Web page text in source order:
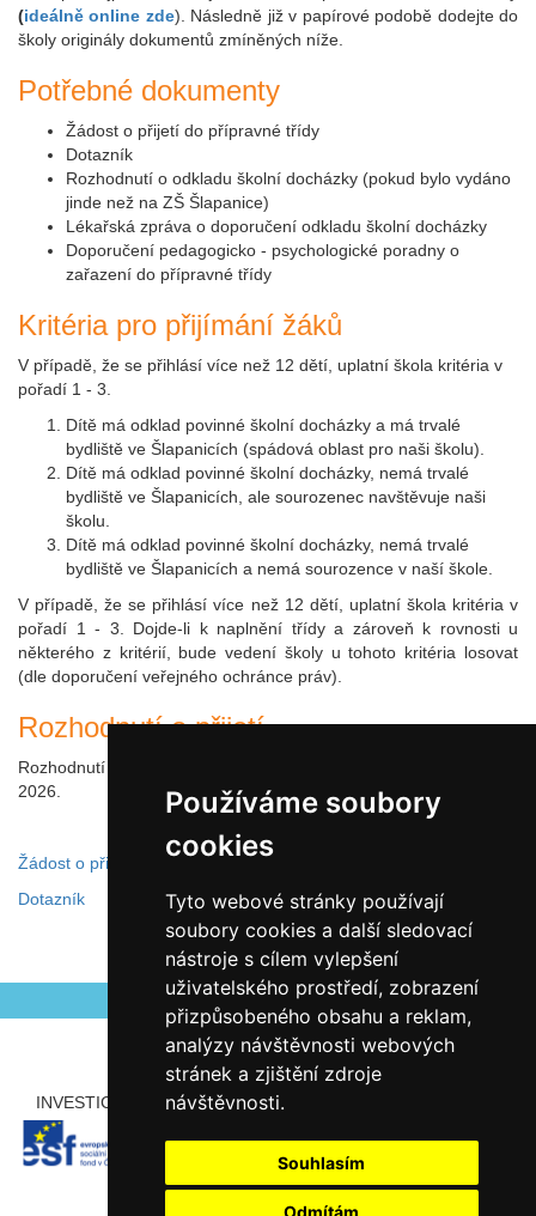
Používáme soubory
cookies
Tyto webové stránky používají
soubory cookies a další sledovací
nástroje s cílem vylepšení
uživatelského prostředí, zobrazení
přizpůsobeného obsahu a reklam,
analýzy návštěvnosti webových
stránek a zjištění zdroje
návštěvnosti.
Souhlasím
Odmítám
(ideálně online zde). Následně již v papírové podobě dodejte do
školy originály dokumentů zmíněných níže.
Potřebné dokumenty
Žádost o přijetí do přípravné třídy
Dotazník
Rozhodnutí o odkladu školní docházky (pokud bylo vydáno
jinde než na ZŠ Šlapanice)
Lékařská zpráva o doporučení odkladu školní docházky
Doporučení pedagogicko - psychologické poradny o
zařazení do přípravné třídy
Kritéria pro přijímání žáků
V případě, že se přihlásí více než 12 dětí, uplatní škola kritéria v
pořadí 1 - 3.
Dítě má odklad povinné školní docházky a má trvalé
bydliště ve Šlapanicích (spádová oblast pro naši školu).
Dítě má odklad povinné školní docházky, nemá trvalé
bydliště ve Šlapanicích, ale sourozenec navštěvuje naši
školu.
Dítě má odklad povinné školní docházky, nemá trvalé
bydliště ve Šlapanicích a nemá sourozence v naší škole.
V případě, že se přihlásí více než 12 dětí, uplatní škola kritéria v
pořadí 1 - 3. Dojde-li k naplnění třídy a zároveň k rovnosti u
některého z kritérií, bude vedení školy u tohoto kritéria losovat
(dle doporučení veřejného ochránce práv).
Rozhodnutí o přijetí
Rozhodnutí bude zveřejněno na webu školy nejpozději 30. dubna
2026.
Žádost o přijetí do přípravné třídy
Dotazník
Autor Hana Jarolímová Zveřejněno 04.11.2025
INVESTICE ROZVOJE DO VZDĚLÁVÁNÍ